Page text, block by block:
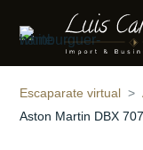
‹ ›
Compartir
Escaparate virtual
Aston Martin DBX 707